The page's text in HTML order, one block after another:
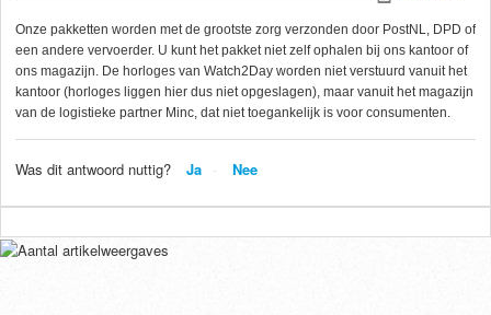
Onze pakketten worden met de grootste zorg verzonden door PostNL, DPD of
een andere vervoerder. U kunt het pakket niet zelf ophalen bij ons kantoor of
ons magazijn. De horloges van Watch2Day worden niet verstuurd vanuit het
kantoor (horloges liggen hier dus niet opgeslagen), maar vanuit het magazijn
van de logistieke partner Minc, dat niet toegankelijk is voor consumenten.
Was dit antwoord nuttig? Ja Nee